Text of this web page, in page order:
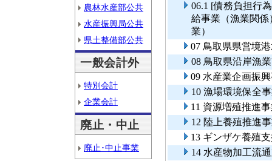
農林水産部公共
水産振興局公共
県土整備部公共
一般会計外
特別会計
企業会計
廃止・中止
廃止･中止事業
06.1 [債務負担行
給事業（漁業関
業）
07 鳥取県県営境
08 鳥取県沿岸漁
09 水産業企画振
10 漁場環境保全
11 資源増殖推進
12 陸上養殖推進
13 ギンザケ養殖
14 水産物加工流